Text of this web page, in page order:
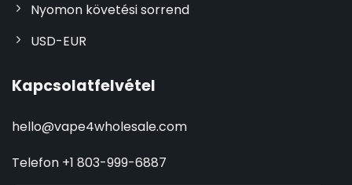
Nyomon követési sorrend
USD-EUR
Kapcsolatfelvétel
hello@vape4wholesale.com
Telefon +1 803-999-6887